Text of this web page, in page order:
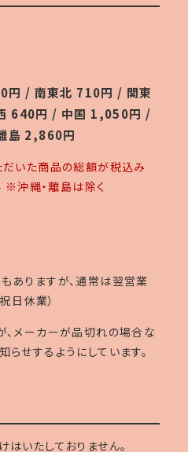
円 / 南東北 710円 / 関東
西 640円 / 中国 1,050円 /
島 2,860円
だいた商品の総額が税込み
沖縄・離島は除く
ありますが、通常は翌営業
日休業）
メーカーが品切れの場合な
せするようにしています。
いたしておりません。